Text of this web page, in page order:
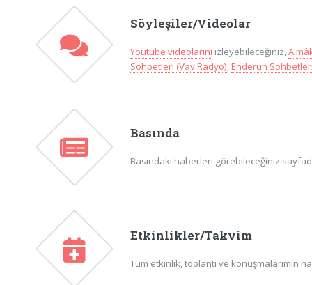
Söyleşiler/Videolar
Youtube videolarını izleyebileceğiniz,
Sohbetleri (Vav Radyo),Enderun
Basında
Basındaki haberleri görebileceğiniz
Etkinlikler/Takvim
Tüm etkinlik, toplantı ve konuşmalarımın